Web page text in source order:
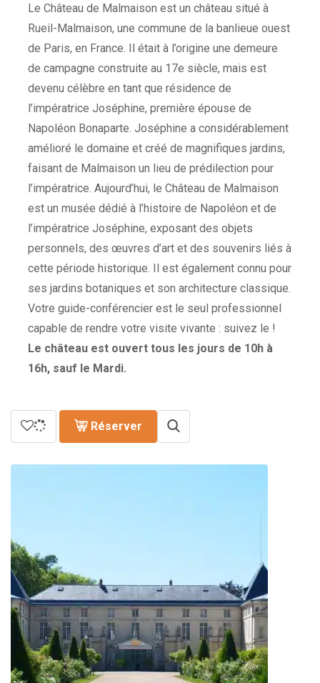
299.00€
à
1,099.00€
Le Château de Malmaison est un château situé à
Rueil-Malmaison, une commune de la banlieue ouest
de Paris, en France. Il était à l’origine une demeure
de campagne construite au 17e siècle, mais est
devenu célèbre en tant que résidence de
l’impératrice Joséphine, première épouse de
Napoléon Bonaparte. Joséphine a considérablement
amélioré le domaine et créé de magnifiques jardins,
faisant de Malmaison un lieu de prédilection pour
l’impératrice. Aujourd’hui, le Château de Malmaison
est un musée dédié à l’histoire de Napoléon et de
l’impératrice Joséphine, exposant des objets
personnels, des œuvres d’art et des souvenirs liés à
cette période historique. Il est également connu pour
ses jardins botaniques et son architecture classique.
Votre guide-conférencier est le seul professionnel
capable de rendre votre visite vivante : suivez le !
Le château est ouvert tous les jours de 10h à
16h, sauf le Mardi.
Réserver